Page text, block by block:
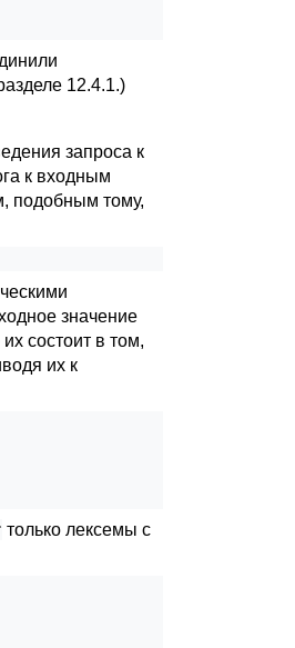
12.4.1.)
запроса к
к входным
подобным тому,
значение
состоит в том,
их к
только лексемы с